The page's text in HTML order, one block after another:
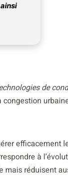
de
efficacement
à
mais réduisent